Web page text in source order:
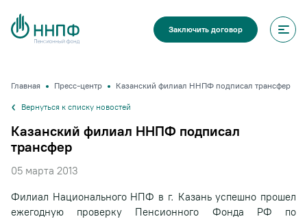
Заключить договор
Главная Пресс-центр Казанский филиал ННПФ подписал трансфер
Вернуться к списку новостей
Казанский филиал ННПФ подписал
трансфер
05 марта 2013
Филиал Национального НПФ в г. Казань успешно прошел
ежегодную проверку Пенсионного Фонда РФ по